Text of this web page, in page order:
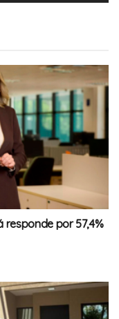
responde por 57,4%